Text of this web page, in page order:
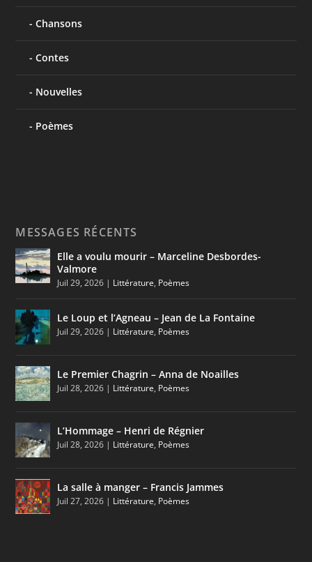
Chansons
Contes
Nouvelles
Poèmes
MESSAGES RÉCENTS
Elle a voulu mourir – Marceline Desbordes-
Valmore
Juil 29, 2026 | Littérature, Poèmes
Le Loup et l’Agneau – Jean de La Fontaine
Juil 29, 2026 | Littérature, Poèmes
Le Premier Chagrin – Anna de Noailles
Juil 28, 2026 | Littérature, Poèmes
L’Hommage – Henri de Régnier
Juil 28, 2026 | Littérature, Poèmes
La salle à manger – Francis Jammes
Juil 27, 2026 | Littérature, Poèmes